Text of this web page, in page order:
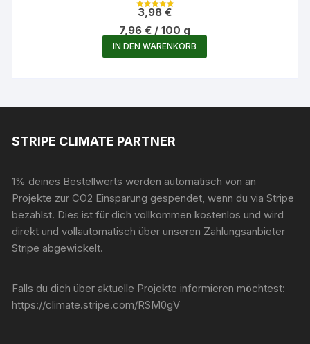
Bewertet mit
von 5
3,98€
7,96€ /100 g
IN DEN WARENKORB
STRIPE CLIMATE PARTNER
1% deines Bestellwerts werden automatisch von an
Projekte zur CO2 Einsparung gespendet, wenn du via Stripe
bezahlst. Dies ist für dich vollkommen kostenlos und wird
direkt und vollautomatisch über unseren Zahlungsanbieter
Stripe abgewickelt.
Falls du dich über aktuelle Projekte informieren möchtest:
https://climate.stripe.com/RSM0gV